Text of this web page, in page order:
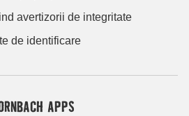
avertizorii de integritate
de identificare
APPS